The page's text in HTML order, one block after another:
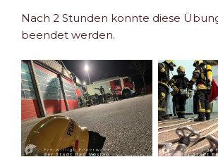
Nach 2 Stunden konnte diese
beendet werden.